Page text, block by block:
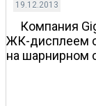
19.12.2013
Компания
ЖК-дисплеем
на шарнирном